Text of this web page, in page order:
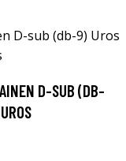
D-SUB (DB-